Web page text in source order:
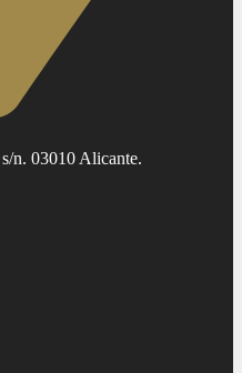
n. 03010 Alicante.